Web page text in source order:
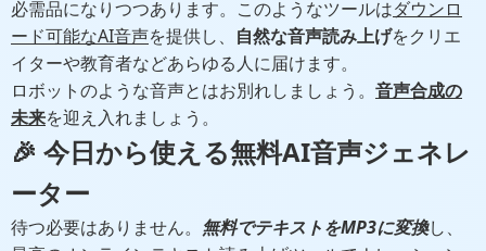
必需品になりつつあります。このようなツールはダウンロ
ード可能なAI音声を提供し、 自然な音声読み上げをクリエ
イターや教育者などあらゆる人に届けます。
ロボットのような音声とはお別れしましょう。 音声合成の
未来を迎え入れましょう。
🎉 今日から使える無料AI音声ジェネレ
ーター
待つ必要はありません。 無料でテキストをMP3に変換し、